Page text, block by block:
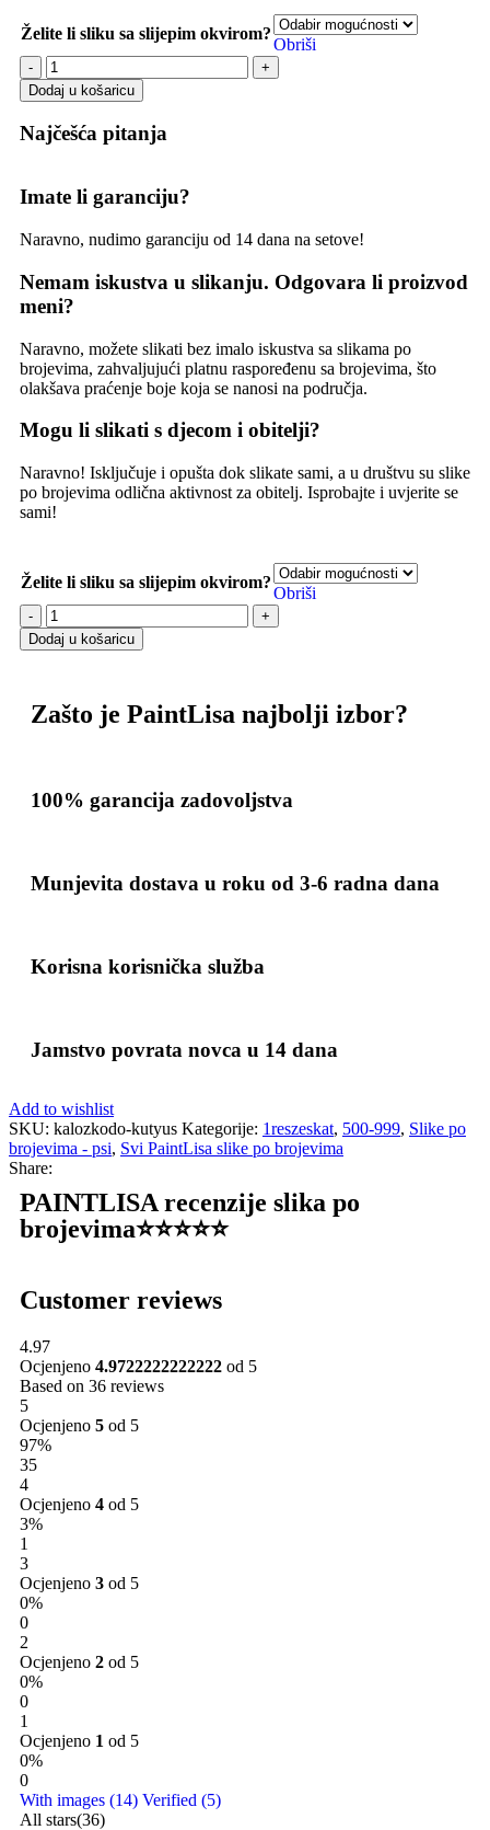
Želite li sliku sa slijepim okvirom?
Obriši
Dodaj u košaricu
Najčešća pitanja
Imate li garanciju?
Naravno, nudimo garanciju od 14 dana na setove!
Nemam iskustva u slikanju. Odgovara li proizvod
meni?
Naravno, možete slikati bez imalo iskustva sa slikama po
brojevima, zahvaljujući platnu raspoređenu sa brojevima, što
olakšava praćenje boje koja se nanosi na područja.
Mogu li slikati s djecom i obitelji?
Naravno! Isključuje i opušta dok slikate sami, a u društvu su slike
po brojevima odlična aktivnost za obitelj. Isprobajte i uvjerite se
sami!
Želite li sliku sa slijepim okvirom?
Obriši
Dodaj u košaricu
Zašto je PaintLisa najbolji izbor?
100% garancija zadovoljstva
Munjevita dostava u roku od 3-6 radna dana
Korisna korisnička služba
Jamstvo povrata novca u 14 dana
Add to wishlist
SKU: kalozkodo-kutyus Kategorije: 1reszeskat, 500-999, Slike po
brojevima - psi, Svi PaintLisa slike po brojevima
Share:
PAINTLISA recenzije slika po
brojevima⭐️⭐️⭐️⭐️⭐️
Customer reviews
4.97
Ocjenjeno 4.9722222222222 od 5
Based on 36 reviews
5
Ocjenjeno 5 od 5
97%
35
4
Ocjenjeno 4 od 5
3%
1
3
Ocjenjeno 3 od 5
0%
0
2
Ocjenjeno 2 od 5
0%
0
1
Ocjenjeno 1 od 5
0%
0
With images (14) Verified (5)
All stars(36)